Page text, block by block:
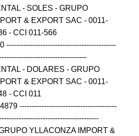
- SOLES - GRUPO
& EXPORT SAC - 0011-
- CCI 011-566
---------------------------------------------
- DOLARES - GRUPO
& EXPORT SAC - 0011-
- CCI 011
----------------------------------------
YLLACONZA IMPORT &